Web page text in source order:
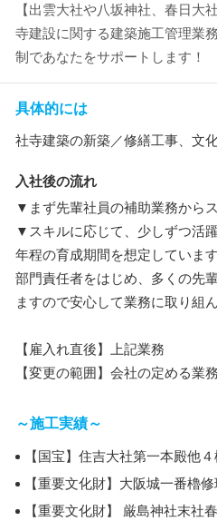
【出雲大社や八坂神社、春日大
寺建設に関する建築施工管理業
制であなたをサポートします！
具体的には
社寺建築の新築／修繕工事、文
入社後の流れ
▼まず先輩社員の補助業務から
▼スキルに応じて、少しずつ活
年程の育成期間を想定しています
部門責任者をはじめ、多くの先
ますので安心して業務に取り組
【雇入れ直後】上記業務
【変更の範囲】会社の定める業
～施工実績～
【国宝】住吉大社第一本殿他
【重要文化財】大阪城一番櫓修
【重要文化財】 厳島神社末社